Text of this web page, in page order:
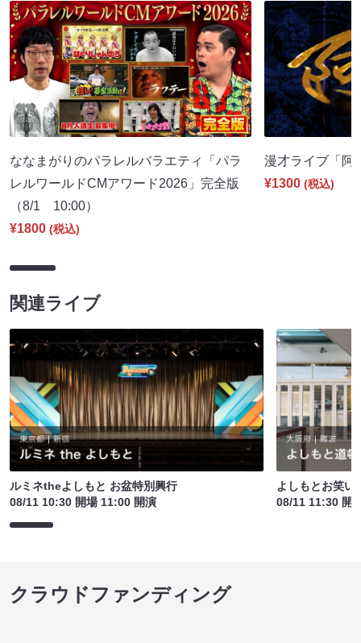
ななまがりのパラレルバラエティ「パラ
レルワールドCMアワード2026」完全版
（8/1 10:00）
¥1800 (税込)
漫才ライブ「
¥1300 (税込)
関連ライブ
ルミネtheよしもと お盆特別興行
08/11 10:30 開場 11:00 開演
よしもとお笑い
08/11 11:30 開
クラウドファンディング